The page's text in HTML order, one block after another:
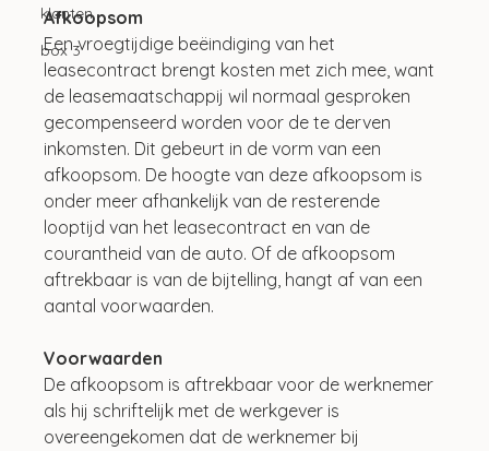
klanten
box 3
Afkoopsom
Een vroegtijdige beëindiging van het
leasecontract brengt kosten met zich mee, want
de leasemaatschappij wil normaal gesproken
gecompenseerd worden voor de te derven
inkomsten. Dit gebeurt in de vorm van een
afkoopsom. De hoogte van deze afkoopsom is
onder meer afhankelijk van de resterende
looptijd van het leasecontract en van de
courantheid van de auto. Of de afkoopsom
aftrekbaar is van de bijtelling, hangt af van een
aantal voorwaarden.
Voorwaarden
De afkoopsom is aftrekbaar voor de werknemer
als hij schriftelijk met de werkgever is
overeengekomen dat de werknemer bij